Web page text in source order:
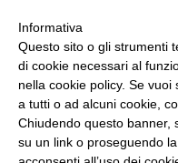
ASCOLTA RADIO LUNA
×
Informativa
Questo sito o gli strumenti
di cookie necessari al
nella cookie policy. Se
a tutti o ad alcuni cookie,
Chiudendo questo banner,
su un link o proseguendo